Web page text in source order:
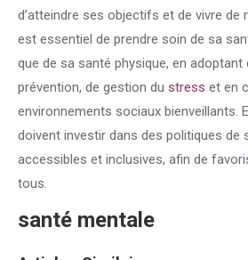
d’atteindre ses objectifs et de vivre de
est essentiel de prendre soin de sa
que de sa santé physique, en
prévention, de gestion du stress et en
environnements sociaux bienveillants.
doivent investir dans des politiques de
accessibles et inclusives, afin de
tous.
santé mentale